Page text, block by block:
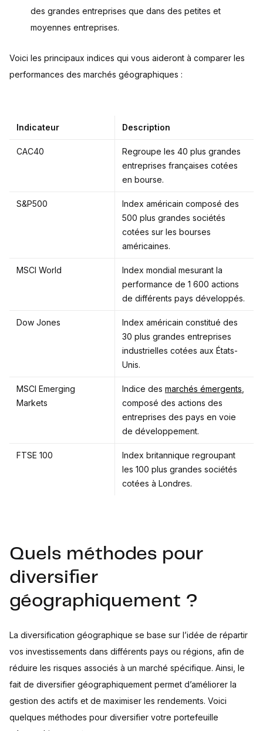
des grandes entreprises que dans des petites et
moyennes entreprises.
Voici les principaux indices qui vous aideront à comparer les
performances des marchés géographiques :
Indicateur Description
CAC40
Regroupe les 40 plus grandes
entreprises françaises cotées
en bourse.
S&P500
Index américain composé des
500 plus grandes sociétés
cotées sur les bourses
américaines.
MSCI World
Index mondial mesurant la
performance de 1 600 actions
de différents pays développés.
Dow Jones
Index américain constitué des
30 plus grandes entreprises
industrielles cotées aux États-
Unis.
MSCI Emerging
Markets
Indice des marchés émergents
composé des actions des
entreprises des pays en voie
de développement.
FTSE 100
Index britannique regroupant
les 100 plus grandes sociétés
cotées à Londres.
Quels méthodes pour
diversifier
géographiquement ?
La diversification géographique se base sur l’idée de répartir
vos investissements dans différents pays ou régions, afin de
réduire les risques associés à un marché spécifique. Ainsi, le
fait de diversifier géographiquement permet d’améliorer la
gestion des actifs et de maximiser les rendements. Voici
quelques méthodes pour diversifier votre portefeuille